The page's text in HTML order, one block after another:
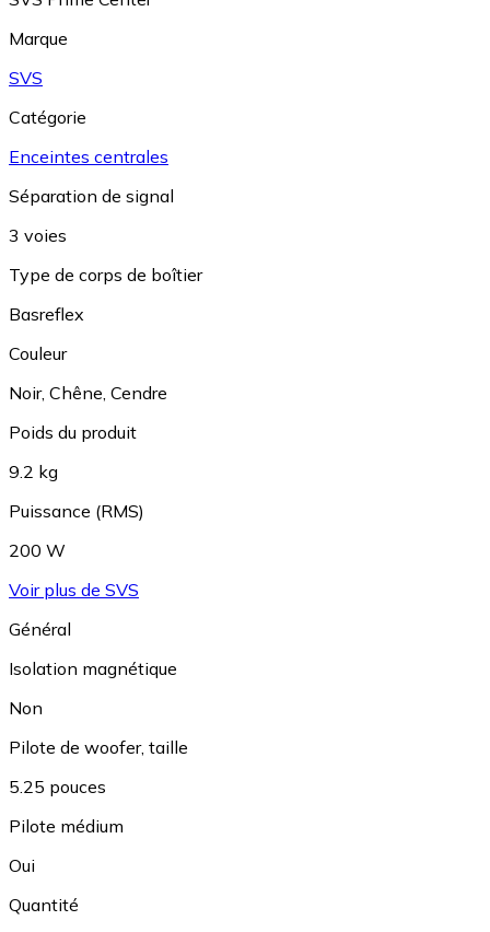
Marque
SVS
Catégorie
Enceintes centrales
Séparation de signal
3 voies
Type de corps de boîtier
Basreflex
Couleur
Noir, Chêne, Cendre
Poids du produit
9.2 kg
Puissance (RMS)
200 W
Voir plus de SVS
Général
Isolation magnétique
Non
Pilote de woofer, taille
5.25 pouces
Pilote médium
Oui
Quantité